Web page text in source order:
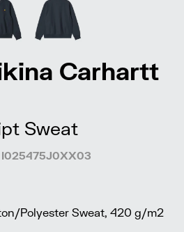
Carhartt
Sweat
Polyester Sweat, 420 g/m2